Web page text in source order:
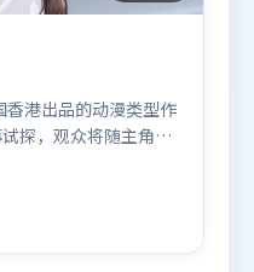
港出品的动漫类型作
探，观众将随主角一
密度高，情绪释放与
斯科特执导，朱一
卓等联袂出演。影片